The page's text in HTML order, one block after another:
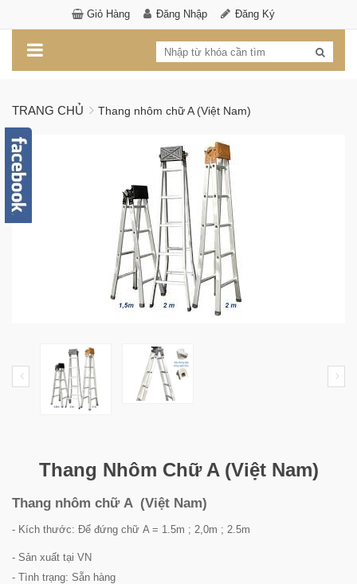
Giỏ Hàng Đăng Nhập Đăng Ký
TRANG CHỦ Thang nhôm chữ A (Việt Nam)
Thang Nhôm Chữ A (Việt Nam)
Thang nhôm chữ A (Việt Nam)
- Kích thước: Để đứng chữ A = 1.5m ; 2,0m ; 2.5m
- Sản xuất tại VN
- Tình trạng: Sẵn hàng